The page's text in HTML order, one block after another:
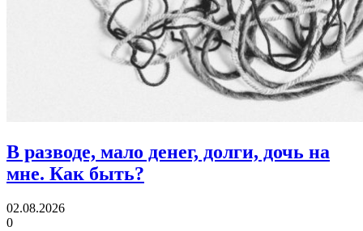
В разводе, мало денег, долги, дочь на
мне. Как быть?
02.08.2026
0